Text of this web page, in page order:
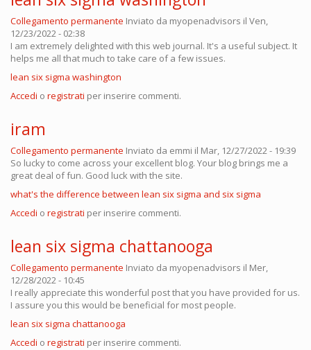
Collegamento permanente Inviato da myopenadvisors il Ven,
12/23/2022 - 02:38
I am extremely delighted with this web journal. It's a useful subject. It
helps me all that much to take care of a few issues.
lean six sigma washington
Accedi o registrati per inserire commenti.
iram
Collegamento permanente Inviato da emmi il Mar, 12/27/2022 - 19:39
So lucky to come across your excellent blog. Your blog brings me a
great deal of fun. Good luck with the site.
what's the difference between lean six sigma and six sigma
Accedi o registrati per inserire commenti.
lean six sigma chattanooga
Collegamento permanente Inviato da myopenadvisors il Mer,
12/28/2022 - 10:45
I really appreciate this wonderful post that you have provided for us.
I assure you this would be beneficial for most people.
lean six sigma chattanooga
Accedi o registrati per inserire commenti.